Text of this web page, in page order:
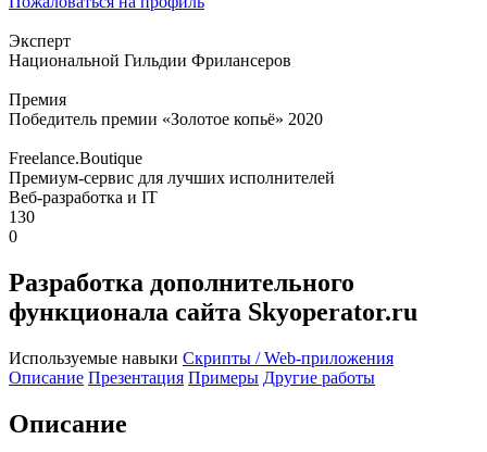
Эксперт
Национальной Гильдии Фрилансеров
Премия
Победитель премии «Золотое копьё» 2020
Freelance.Boutique
Премиум-сервис для лучших исполнителей
Веб-разработка и IT
130
0
Разработка дополнительного
функционала сайта Skyoperator.ru
Используемые навыки Скрипты / Web-приложения
Описание Презентация Примеры Другие работы
Описание